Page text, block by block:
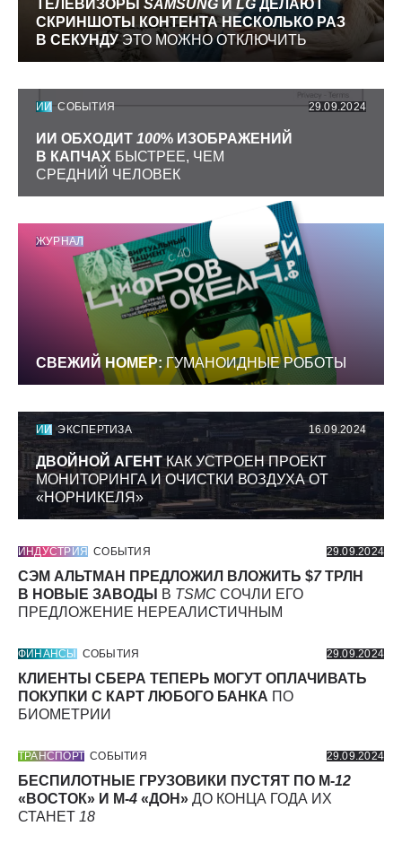
ТЕЛЕВИЗОРЫ SAMSUNG И LG ДЕЛАЮТ
СКРИНШОТЫ КОНТЕНТА НЕСКОЛЬКО РАЗ
В СЕКУНДУЭТО МОЖНО ОТКЛЮЧИТЬ
ИИ СОБЫТИЯ 29.09.2024
ИИ ОБХОДИТ 100% ИЗОБРАЖЕНИЙ
В КАПЧАХ БЫСТРЕЕ, ЧЕМ
СРЕДНИЙ ЧЕЛОВЕК
ЖУРНАЛ
СВЕЖИЙ НОМЕР: ГУМАНОИДНЫЕ РОБОТЫ
ИИ ЭКСПЕРТИЗА 16.09.2024
ДВОЙНОЙ АГЕНТКАК УСТРОЕН ПРОЕКТ
МОНИТОРИНГА И ОЧИСТКИ ВОЗДУХА ОТ
«НОРНИКЕЛЯ»
ИНДУСТРИЯ СОБЫТИЯ 29.09.2024
СЭМ АЛЬТМАН ПРЕДЛОЖИЛ ВЛОЖИТЬ $7ТРЛН
В НОВЫЕ ЗАВОДЫ
В TSMC СОЧЛИ ЕГО
ПРЕДЛОЖЕНИЕ НЕРЕАЛИСТИЧНЫМ
ФИНАНСЫ СОБЫТИЯ 29.09.2024
КЛИЕНТЫ СБЕРА ТЕПЕРЬ МОГУТ ОПЛАЧИВАТЬ
ПОКУПКИ С КАРТ ЛЮБОГО БАНКА ПО
БИОМЕТРИИ
ТРАНСПОРТ СОБЫТИЯ 29.09.2024
БЕСПИЛОТНЫЕ ГРУЗОВИКИ ПУСТЯТ ПО М-12
«ВОСТОК» И М-4 «ДОН» ДО КОНЦА ГОДА ИХ
СТАНЕТ 18